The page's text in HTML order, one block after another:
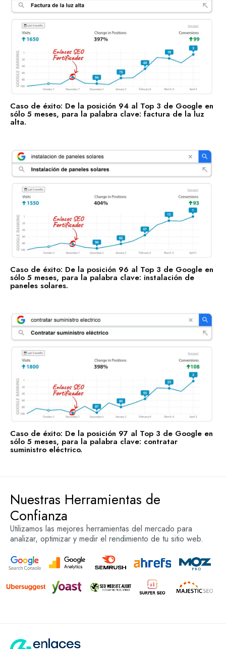
Caso de éxito: De la posición 94 al Top 3 de Google en
sólo 5 meses, para la palabra clave: factura de la luz
alta.
Caso de éxito: De la posición 96 al Top 3 de Google en
sólo 5 meses, para la palabra clave: instalación de
paneles solares.
Caso de éxito: De la posición 97 al Top 3 de Google en
sólo 5 meses, para la palabra clave: contratar
suministro eléctrico.
Nuestras Herramientas de
Confianza
Utilizamos las mejores herramientas del mercado para
analizar, optimizar y medir el rendimiento de tu sitio web.